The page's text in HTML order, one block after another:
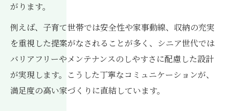
がります。
例えば、子育て世帯では安全性や家事動線、収納の充実
を重視した提案がなされることが多く、シニア世代では
バリアフリーやメンテナンスのしやすさに配慮した設計
が実現します。こうした丁寧なコミュニケーションが、
満足度の高い家づくりに直結しています。